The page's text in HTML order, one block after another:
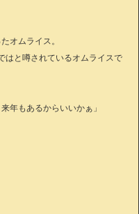
オムライス。
はと噂されているオムライスで
年もあるからいいかぁ」